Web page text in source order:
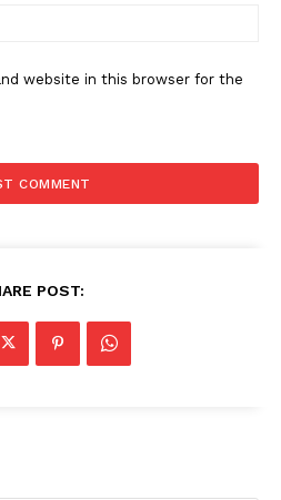
website in this browser for the
POST: